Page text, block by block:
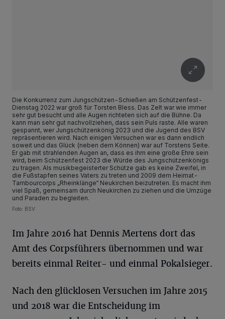
Die Konkurrenz zum Jungschützen-Schießen am Schützenfest-
Dienstag 2022 war groß für Torsten Bless. Das Zelt war wie immer
sehr gut besucht und alle Augen richteten sich auf die Bühne. Da
kann man sehr gut nachvollziehen, dass sein Puls raste. Alle waren
gespannt, wer Jungschützenkönig 2023 und die Jugend des BSV
repräsentieren wird. Nach einigen Versuchen war es dann endlich
soweit und das Glück (neben dem Können) war auf Torstens Seite.
Er gab mit strahlenden Augen an, dass es ihm eine große Ehre sein
wird, beim Schützenfest 2023 die Würde des Jungschützenkönigs
zu tragen. Als musikbegeisterter Schütze gab es keine Zweifel, in
die Fußstapfen seines Vaters zu treten und 2009 dem Heimat-
Tambourcorps „Rheinklänge“ Neukirchen beizutreten. Es macht ihm
viel Spaß, gemeinsam durch Neukirchen zu ziehen und die Umzüge
und Paraden zu begleiten.
Foto: BSV
Im Jahre 2016 hat Dennis Mertens dort das
Amt des Corpsführers übernommen und war
bereits einmal Reiter- und einmal Pokalsieger.
Nach den glücklosen Versuchen im Jahre 2015
und 2018 war die Entscheidung im